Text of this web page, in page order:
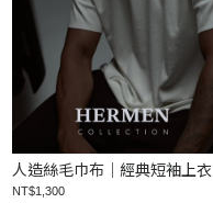
人造絲毛巾布｜經典短袖上衣
NT$1,300